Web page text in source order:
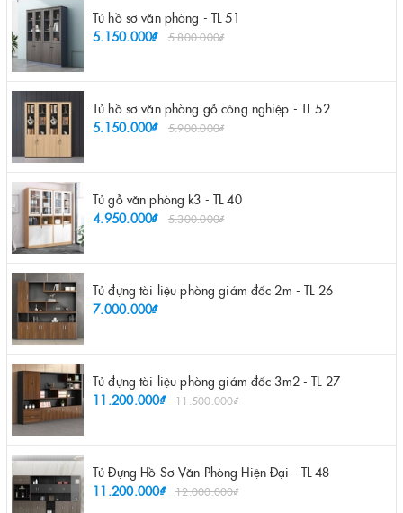
Tủ hồ sơ văn phòng - TL 51
5.150.000₫
5.800.000₫
Tủ hồ sơ văn phòng gỗ công nghiệp - TL 52
5.150.000₫
5.900.000₫
Tủ gỗ văn phòng k3 - TL 40
4.950.000₫
5.300.000₫
Tủ đựng tài liệu phòng giám đốc 2m - TL 26
7.000.000₫
Tủ đựng tài liệu phòng giám đốc 3m2 - TL 27
11.200.000₫
11.500.000₫
Tủ Đựng Hồ Sơ Văn Phòng Hiện Đại - TL 48
11.200.000₫
12.000.000₫